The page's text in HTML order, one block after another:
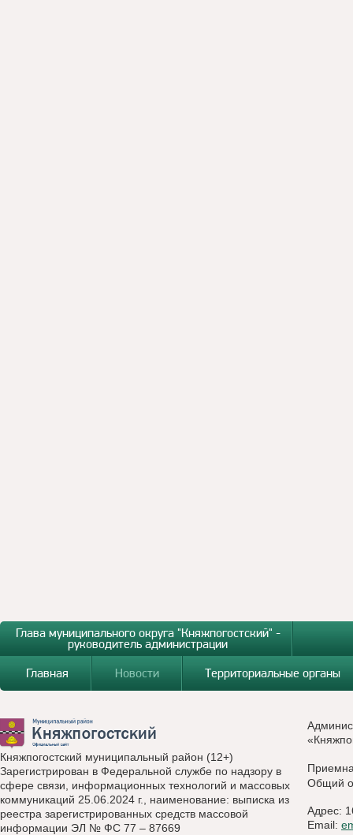
Глава муниципального округа "Княжпогостский" -
руководитель администрации
Главная
Новости Территориальные органы
Княжпогостский муниципальный район (12+)
Зарегистрирован в Федеральной службе по надзору в
сфере связи, информационных технологий и массовых
коммуникаций 25.06.2024 г., наименование: выписка из
реестра зарегистрированных средств массовой
информации ЭЛ № ФС 77 – 87669
Общий
Адрес:
Email: